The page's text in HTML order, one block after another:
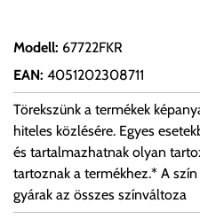
Modell: 67722FKR
EAN: 4051202308711
Törekszünk a termékek
hiteles közlésére. Egyes
és tartalmazhatnak olyan
tartoznak a termékhez.* A
gyárak az összes színváltoza